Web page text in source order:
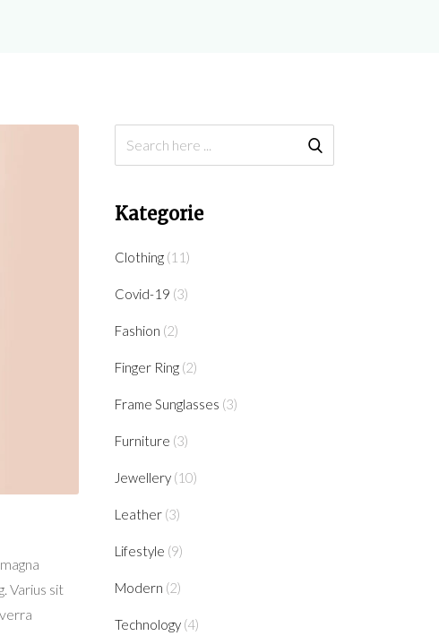
Varius sit
Kategorie
Clothing (11)
Covid-19 (3)
Fashion (2)
Finger Ring (2)
Frame Sunglasses (3)
Furniture (3)
Jewellery (10)
Leather (3)
Lifestyle (9)
Modern (2)
Technology (4)